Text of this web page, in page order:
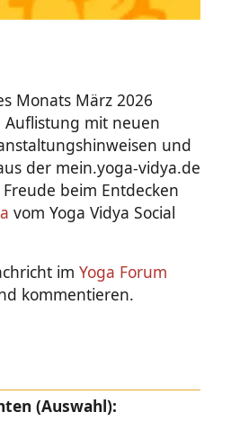
Monats März 2026
mit neuen
und
der mein.yoga-vidya.de
beim Entdecken
vom Yoga Vidya Social
im Yoga Forum
kommentieren.
(Auswahl):